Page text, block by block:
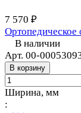
7 570 ₽
В наличии
Арт. 00-
В корзину
Ширина, мм
: